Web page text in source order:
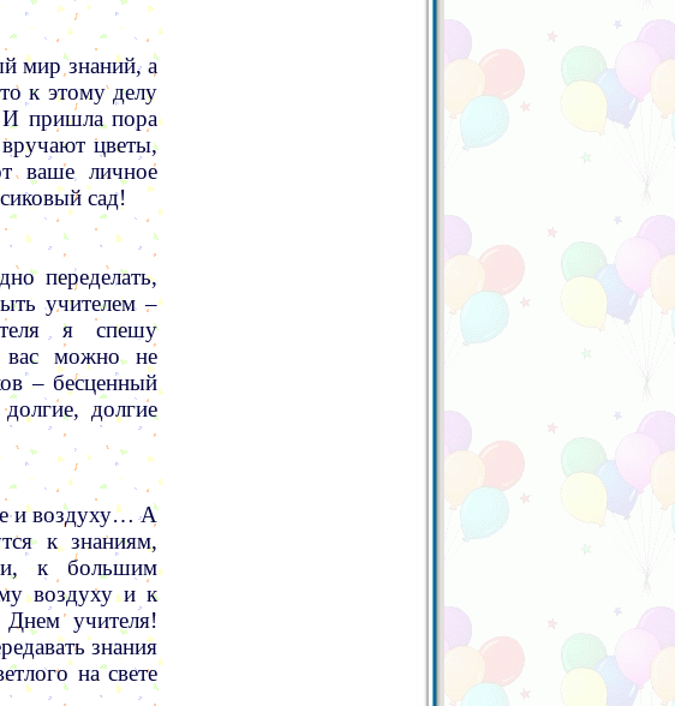
мир знаний, а
к этому делу
пришла пора
цветы,
ваше личное
сад!
переделать,
учителем –
я спешу
вас можно не
– бесценный
долгие
и воздуху… А
к знаниям,
к большим
воздуху и к
учителя!
знания
на свете